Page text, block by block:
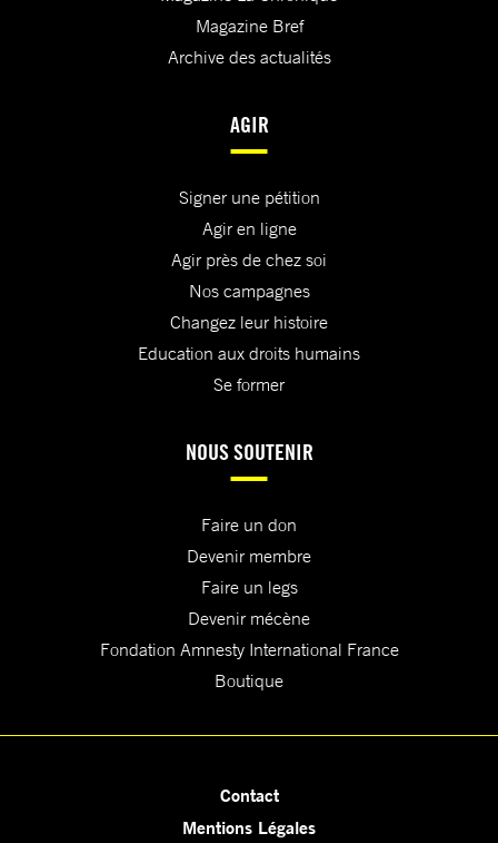
Magazine Bref
Archive des actualités
AGIR
Signer une pétition
Agir en ligne
Agir près de chez soi
Nos campagnes
Changez leur histoire
Education aux droits humains
Se former
NOUS SOUTENIR
Faire un don
Devenir membre
Faire un legs
Devenir mécène
Fondation Amnesty International France
Boutique
Contact
Mentions Légales